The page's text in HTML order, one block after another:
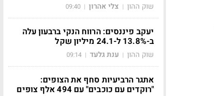
שוק ההון | צלי אהרון |
09:40
יעקב פיננסים: הרווח הנקי ברבעון עלה
ב-13.8% ל-24.1 מיליון שקל
שוק ההון | ענת גלעד |
09:14
אתגר הרביעיות סחף את הצופים:
"רוקדים עם כוכבים" עם 494 אלף צופים